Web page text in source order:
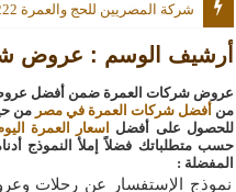
شركة المصريين للحج والعمرة 222 شارع الحجاز مصر الجديدة | عمرة بالتقسيط
أرشيف الوسم : عروض
من أفضل شركات العمرة في مصر من
للحصول على أفضل
اسعار العمرة
حسب متطلباتك فضلاً إملأ النموذج
المفضلة :
نموذج الإستفسار عن رحلات